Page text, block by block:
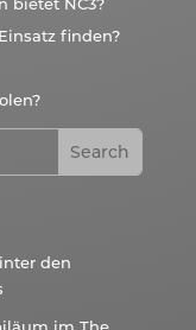
finden?
den